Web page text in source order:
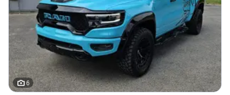
6